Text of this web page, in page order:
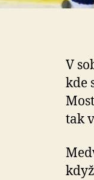
V
kde
tak